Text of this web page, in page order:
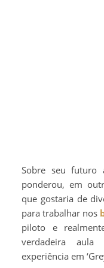
Sobre seu futuro
ponderou, em
que gostaria de
para trabalhar nos
piloto e
verdadeira
experiência em